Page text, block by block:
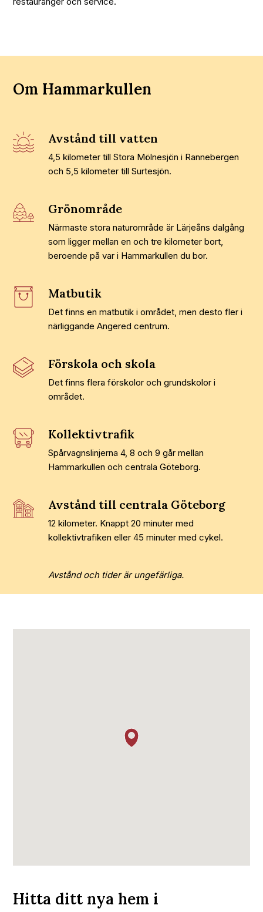
Om Hammarkullen
Avstånd till vatten
4,5 kilometer till Stora Mölnesjön i Rannebergen
och 5,5 kilometer till Surtesjön.
Grönområde
Närmaste stora naturområde är Lärjeåns dalgång
som ligger mellan en och tre kilometer bort,
beroende på var i Hammarkullen du bor.
Matbutik
Det finns en matbutik i området, men desto fler i
närliggande Angered centrum.
Förskola och skola
Det finns flera förskolor och grundskolor i
området.
Kollektivtrafik
Spårvagnslinjerna 4, 8 och 9 går mellan
Hammarkullen och centrala Göteborg.
Avstånd till centrala Göteborg
12 kilometer. Knappt 20 minuter med
kollektivtrafiken eller 45 minuter med cykel.
Avstånd och tider är ungefärliga.
Hitta ditt nya hem i